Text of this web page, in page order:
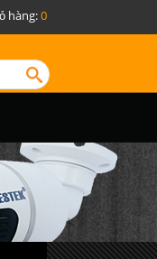
hàng:0